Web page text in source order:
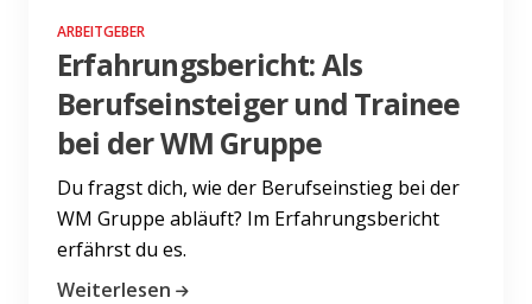
ARBEITGEBER
Erfahrungsbericht: Als
Berufseinsteiger und Trainee
bei der WM Gruppe
Du fragst dich, wie der Berufseinstieg bei der
WM Gruppe abläuft? Im Erfahrungsbericht
erfährst du es.
Weiterlesen